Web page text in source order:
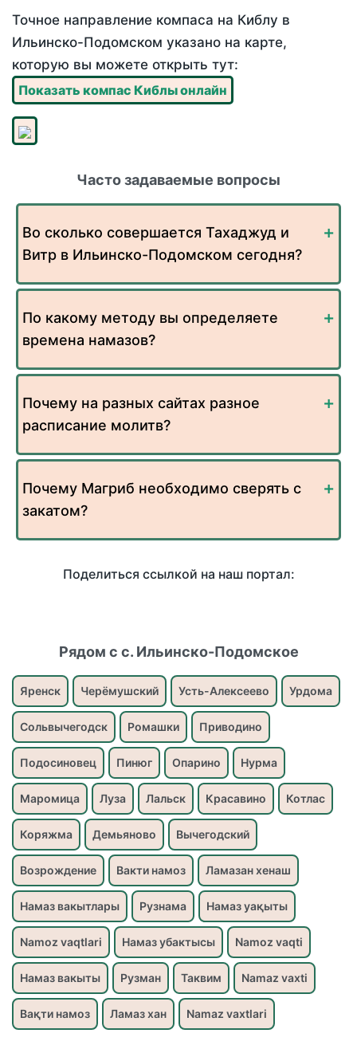
Точное направление компаса на Киблу в
Ильинско-Подомском указано на карте,
которую вы можете открыть тут:
Показать компас Киблы онлайн
Часто задаваемые вопросы
Во сколько совершается Тахаджуд и
Витр в Ильинско-Подомском сегодня?
По какому методу вы определяете
времена намазов?
Почему на разных сайтах разное
расписание молитв?
Почему Магриб необходимо сверять с
закатом?
Поделиться ссылкой на наш портал:
Рядом с с. Ильинско-Подомское
Яренск Черёмушский Усть-Алексеево Урдома
Сольвычегодск Ромашки Приводино
Подосиновец Пинюг Опарино Нурма
Маромица Луза Лальск Красавино Котлас
Коряжма Демьяново Вычегодский
Возрождение Вакти намоз Ламазан хенаш
Намаз вакытлары Рузнама Намаз уақыты
Namoz vaqtlari Намаз убактысы Namoz vaqti
Намаз вакыты Рузман Таквим Namaz vaxti
Вақти намоз Ламаз хан Namaz vaxtlari